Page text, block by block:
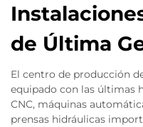
de Última
El centro de producción
equipado con las últimas
CNC, máquinas
prensas hidráulicas